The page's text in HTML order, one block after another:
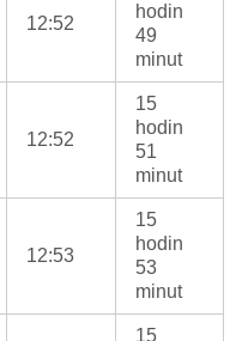
12:52
hodin
49
minut
12:52
15
hodin
51
minut
12:53
15
hodin
53
minut
15